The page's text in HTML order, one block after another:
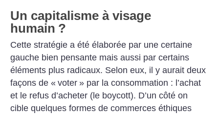
Un capitalisme à visage
humain ?
Cette stratégie a été élaborée par une certaine
gauche bien pensante mais aussi par certains
éléments plus radicaux. Selon eux, il y aurait deux
façons de « voter » par la consommation : l’achat
et le refus d’acheter (le boycott). D’un côté on
cible quelques formes de commerces éthiques